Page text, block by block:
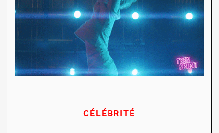
CÉLÉBRITÉ